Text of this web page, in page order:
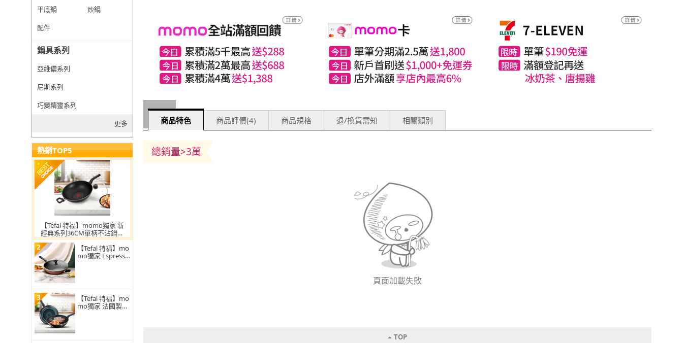
平底鍋
炒鍋
配件
鍋具系列
亞維儂系列
尼斯系列
巧變精靈系列
更多
熱銷TOP5
【Tefal 特福】momo獨家 新
經典系列36CM單柄不沾鍋炒
鍋(加蓋)
2
【Tefal 特福】mo
mo獨家 Espresso
3
【Tefal 特福】mo
mo獨家 法國製火
商品特色 商品評價(4) 商品規格 退/換貨需知 相關類別
總銷量>3萬
頁面加載失敗
TOP